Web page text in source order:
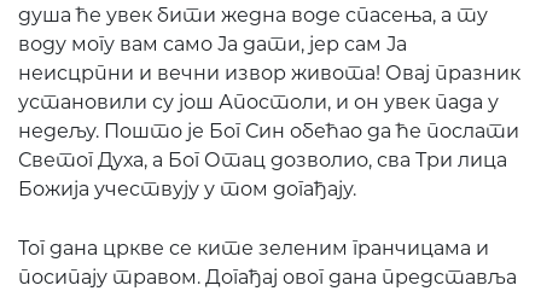
душа ће увек бити жедна воде спасења, а ту
воду могу вам само Ја дати, јер сам Ја
неисцрпни и вечни извор живота! Овај празник
установили су још Апостоли, и он увек пада у
недељу. Пошто је Бог Син обећао да ће послати
Светог Духа, а Бог Отац дозволио, сва Три лица
Божија учествују у том догађају.
Тог дана цркве се ките зеленим гранчицама и
посипају травом. Догађај овог дана представља